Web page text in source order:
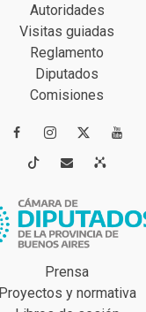
Autoridades
Visitas guiadas
Reglamento
Diputados
Comisiones
 
 
Prensa
Proyectos y normativa